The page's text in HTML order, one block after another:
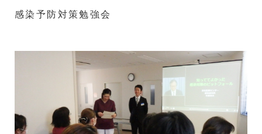
感染予防対策勉強会